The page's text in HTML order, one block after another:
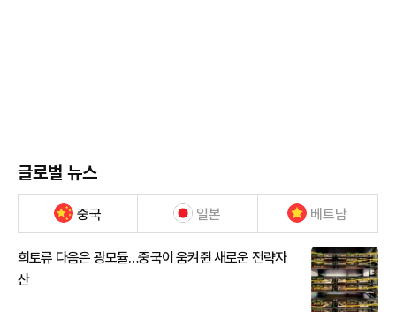
글로벌 뉴스
중국 일본 베트남
희토류 다음은 광모듈…중국이 움켜쥔 새로운 전략자
산